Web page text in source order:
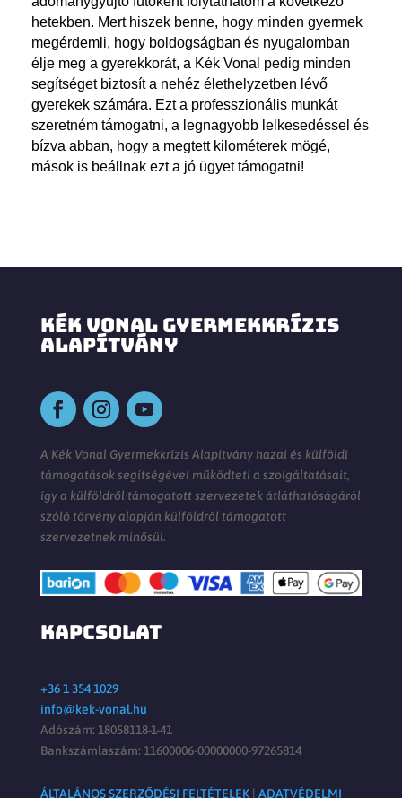
hetekben. Mert hiszek benne, hogy minden gyermek
megérdemli, hogy boldogságban és nyugalomban
élje meg a gyerekkorát, a Kék Vonal pedig minden
segítséget biztosít a nehéz élethelyzetben lévő
gyerekek számára. Ezt a professzionális munkát
szeretném támogatni, a legnagyobb lelkesedéssel és
bízva abban, hogy a megtett kilométerek mögé,
mások is beállnak ezt a jó ügyet támogatni!
KÉK VONAL GYERMEKKRÍZIS
ALAPÍTVÁNY
A Kék Vonal Gyermekkrízis Alapítvány hazai és külföldi
támogatások segítségével működteti a szolgáltatásait,
így a külföldről támogatott szervezetek átláthatóságáról
szóló törvény alapján külföldről támogatott
szervezetnek minősül.
KAPCSOLAT
+36 1 354 1029
info@kek-vonal.hu
Adószám: 18058118-1-41
Bankszámlaszám: 11600006-00000000-97265814
ÁLTALÁNOS SZERZŐDÉSI FELTÉTELEK| ADATVÉDELMI